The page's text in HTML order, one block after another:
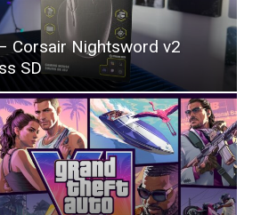
Corsair Nightsword v2
SD